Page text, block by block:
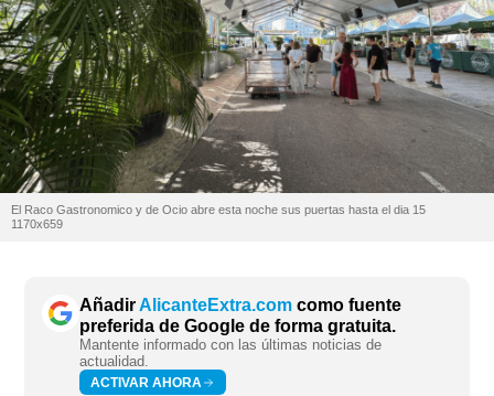
El Raco Gastronomico y de Ocio abre esta noche sus puertas hasta el dia 15
1170x659
AñadirAlicanteExtra.com como fuente
preferida de Google de forma gratuita.
Mantente informado con las últimas noticias de
actualidad.
ACTIVAR AHORA